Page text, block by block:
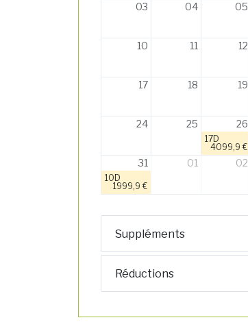
03
04 05
10 11 12
17 18 19
24 25 26
17D
4099,9 €
31
10D
1999,9 €
01 02
Suppléments
Réductions